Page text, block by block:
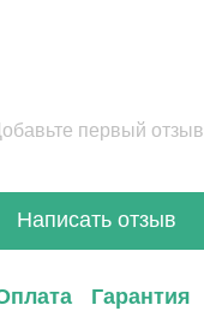
первый отзыв
Написать отзыв
Гарантия